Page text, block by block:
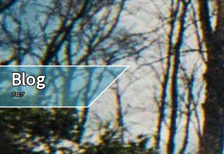
Blog
ブログ